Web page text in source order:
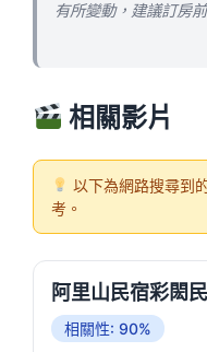
有所變動，建議訂房
相關影片
以下為網路搜尋到
考。
阿里山民宿彩閎
相關性: 90%